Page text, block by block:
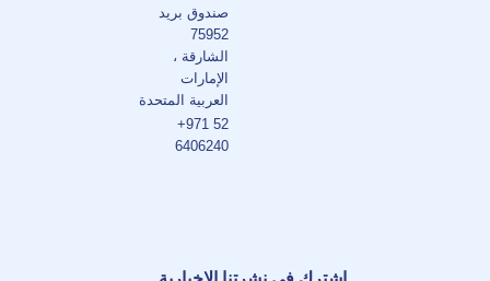
صندوق بريد
75952
الشارقة ،
الإمارات
العربية المتحدة
+971 52
6406240